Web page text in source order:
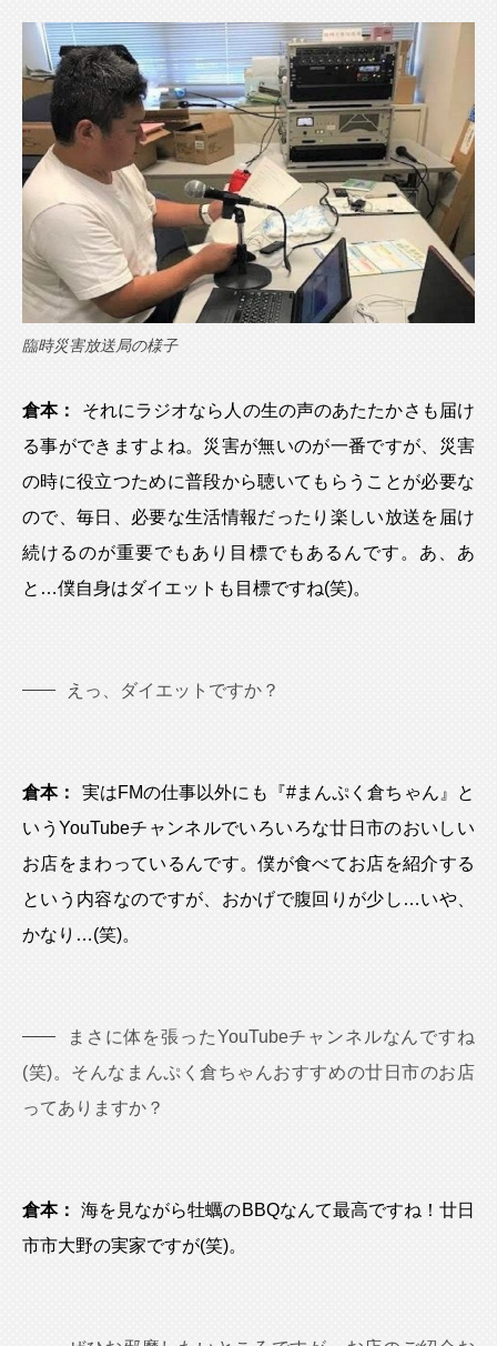
臨時災害放送局の様子
倉本：
それにラジオなら人の生の声のあたたかさも届け
る事ができますよね。災害が無いのが一番ですが、災害
の時に役立つために普段から聴いてもらうことが必要な
ので、毎日、必要な生活情報だったり楽しい放送を届け
続けるのが重要でもあり目標でもあるんです。あ、あ
と…僕自身はダイエットも目標ですね(笑)。
えっ、ダイエットですか？
倉本：
実はFMの仕事以外にも『#まんぷく倉ちゃん』と
いうYouTubeチャンネルでいろいろな廿日市のおいしい
お店をまわっているんです。僕が食べてお店を紹介する
という内容なのですが、おかげで腹回りが少し…いや、
かなり…(笑)。
まさに体を張ったYouTubeチャンネルなんですね
(笑)。そんなまんぷく倉ちゃんおすすめの廿日市のお店
ってありますか？
倉本：
海を見ながら牡蠣のBBQなんて最高ですね！廿日
市市大野の実家ですが(笑)。